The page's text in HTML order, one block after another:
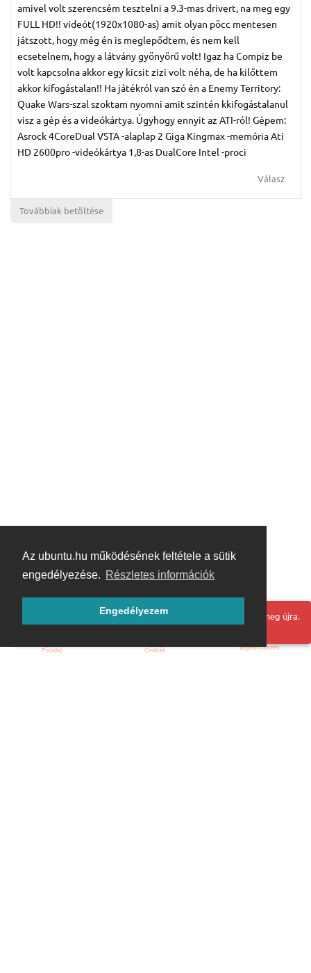
Az ubuntu.hu működésének feltétele a sütik
engedélyezése. Részletes információk
Engedélyezem
amivel volt szerencsém tesztelni a 9.3-mas drivert, na meg egy
FULL HD!! videót(1920x1080-as) amit olyan pöcc mentesen
játszott, hogy még én is meglepődtem, és nem kell
ecsetelnem, hogy a látvány gyönyörű volt! Igaz ha Compiz be
volt kapcsolna akkor egy kicsit zizi volt néha, de ha kilőttem
akkor kifogástalan!! Ha játékról van szó én a Enemy Territory:
Quake Wars-szal szoktam nyomni amit szintén kkifogástalanul
visz a gép és a videókártya. Úgyhogy ennyit az ATI-ról! Gépem:
Asrock 4CoreDual VSTA -alaplap 2 Giga Kingmax -memória Ati
HD 2600pro -videókártya 1,8-as DualCore Intel -proci
Válasz
Továbbiak betöltése
Hoppá! Valami hiba történt. Frissítse az oldalt és próbálja meg újra.
Főoldal Címkék Bejelentkezés